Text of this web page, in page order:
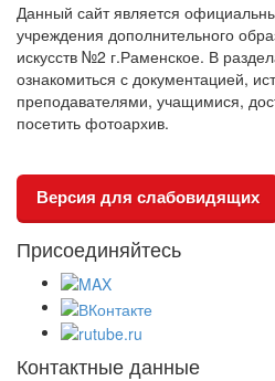
Данный сайт является
учреждения дополнительного
искусств №2 г.Раменское. В
ознакомиться с документацией,
преподавателями, учащимися,
посетить фотоархив.
Версия для слабовидящих
Присоединяйтесь
Контактные данные